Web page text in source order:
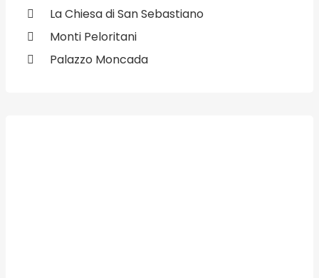
La Chiesa di San Sebastiano
Monti Peloritani
Palazzo Moncada